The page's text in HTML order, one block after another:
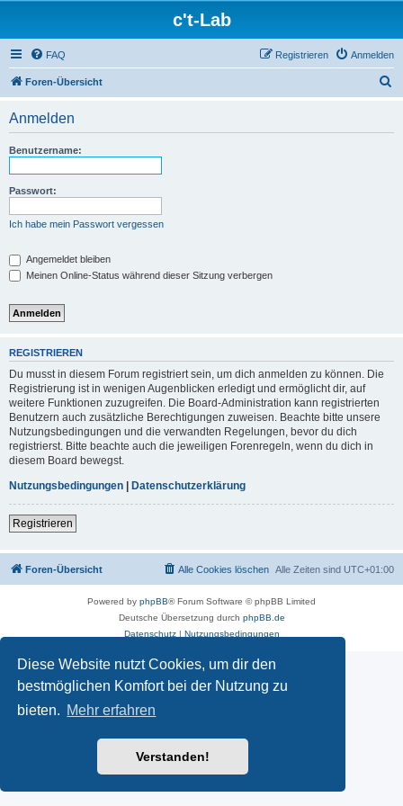
Diese Website nutzt Cookies, um dir den
bestmöglichen Komfort bei der Nutzung zu
bieten. Mehr erfahren
Verstanden!
c't-Lab
FAQ Anmelden
Registrieren
Foren-Übersicht
Anmelden
Benutzername:
Passwort:
Ich habe mein Passwort vergessen
Angemeldet bleiben
Meinen Online-Status während dieser Sitzung verbergen
REGISTRIEREN
Du musst in diesem Forum registriert sein, um dich anmelden zu können. Die
Registrierung ist in wenigen Augenblicken erledigt und ermöglicht dir, auf
weitere Funktionen zuzugreifen. Die Board-Administration kann registrierten
Benutzern auch zusätzliche Berechtigungen zuweisen. Beachte bitte unsere
Nutzungsbedingungen und die verwandten Regelungen, bevor du dich
registrierst. Bitte beachte auch die jeweiligen Forenregeln, wenn du dich in
diesem Board bewegst.
Nutzungsbedingungen | Datenschutzerklärung
Registrieren
Foren-Übersicht Alle Zeiten sind UTC+01:00
Alle Cookies löschen
Powered by phpBB® Forum Software © phpBB Limited
Deutsche Übersetzung durch phpBB.de
Datenschutz| Nutzungsbedingungen